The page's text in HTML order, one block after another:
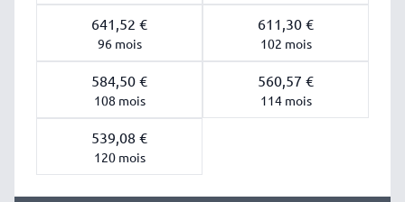
641,52 €
96 mois
611,30 €
102 mois
584,50 €
108 mois
560,57 €
114 mois
539,08 €
120 mois